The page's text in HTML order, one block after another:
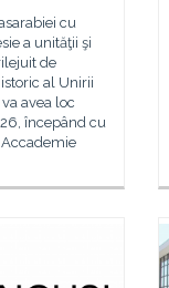
cu
a unităţii şi
de
al Unirii
avea loc
începând cu